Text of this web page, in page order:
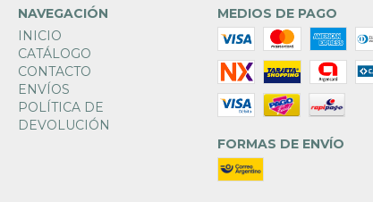
NAVEGACIÓN
INICIO
CATÁLOGO
CONTACTO
ENVÍOS
POLÍTICA DE
DEVOLUCIÓN
MEDIOS DE PAGO
FORMAS DE ENVÍO